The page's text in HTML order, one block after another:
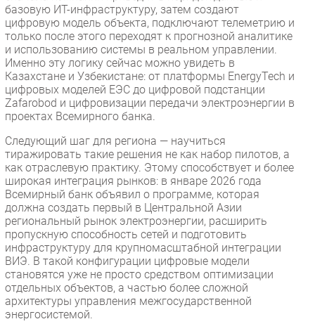
Тестовый стенд
Каталог компаний
базовую ИТ-инфраструктуру, затем создают
цифровую модель объекта, подключают телеметрию и
только после этого переходят к прогнозной аналитике
и использованию системы в реальном управлении.
Именно эту логику сейчас можно увидеть в
Казахстане и Узбекистане: от платформы EnergyTech и
цифровых моделей ЕЭС до цифровой подстанции
Zafarobod и цифровизации передачи электроэнергии в
проектах Всемирного банка.
Следующий шаг для региона — научиться
тиражировать такие решения не как набор пилотов, а
как отраслевую практику. Этому способствует и более
широкая интеграция рынков: в январе 2026 года
Всемирный банк объявил о программе, которая
должна создать первый в Центральной Азии
региональный рынок электроэнергии, расширить
пропускную способность сетей и подготовить
инфраструктуру для крупномасштабной интеграции
ВИЭ. В такой конфигурации цифровые модели
становятся уже не просто средством оптимизации
отдельных объектов, а частью более сложной
архитектуры управления межгосударственной
энергосистемой.